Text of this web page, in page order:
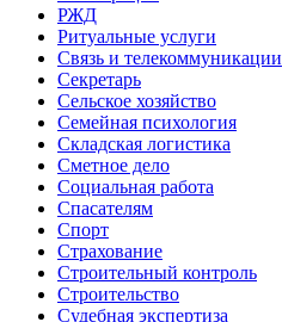
РЖД
Ритуальные услуги
Связь и телекоммуникации
Секретарь
Сельское хозяйство
Семейная психология
Складская логистика
Сметное дело
Социальная работа
Спасателям
Спорт
Страхование
Строительный контроль
Строительство
Судебная экспертиза